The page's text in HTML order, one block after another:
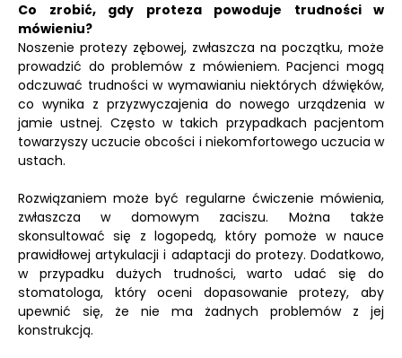
Co zrobić, gdy proteza powoduje trudności w
mówieniu?
Noszenie protezy zębowej, zwłaszcza na początku, może
prowadzić do problemów z mówieniem. Pacjenci mogą
odczuwać trudności w wymawianiu niektórych dźwięków,
co wynika z przyzwyczajenia do nowego urządzenia w
jamie ustnej. Często w takich przypadkach pacjentom
towarzyszy uczucie obcości i niekomfortowego uczucia w
ustach.
Rozwiązaniem może być regularne ćwiczenie mówienia,
zwłaszcza w domowym zaciszu. Można także
skonsultować się z logopedą, który pomoże w nauce
prawidłowej artykulacji i adaptacji do protezy. Dodatkowo,
w przypadku dużych trudności, warto udać się do
stomatologa, który oceni dopasowanie protezy, aby
upewnić się, że nie ma żadnych problemów z jej
konstrukcją.